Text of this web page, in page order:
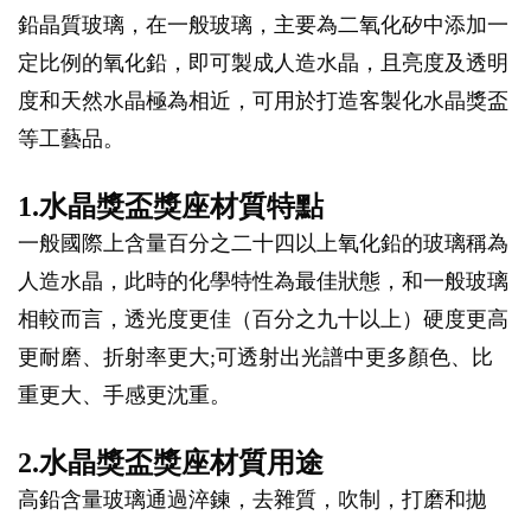
鉛晶質玻璃，在一般玻璃，主要為二氧化矽中添加一
定比例的氧化鉛，即可製成人造水晶，且亮度及透明
度和天然水晶極為相近，可用於打造客製化水晶獎盃
等工藝品。
1.水晶獎盃獎座材質特點
一般國際上含量百分之二十四以上氧化鉛的玻璃稱為
人造水晶，此時的化學特性為最佳狀態，和一般玻璃
相較而言，透光度更佳（百分之九十以上）硬度更高
更耐磨、折射率更大;可透射出光譜中更多顏色、比
重更大、手感更沈重。
2.水晶獎盃獎座材質用途
高鉛含量玻璃通過淬鍊，去雜質，吹制，打磨和拋